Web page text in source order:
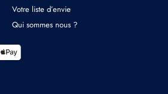
Votre liste d’envie
Qui sommes nous ?